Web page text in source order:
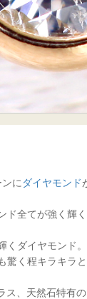
に ダイヤモンド
ド全てが強く輝
くダイヤモンド。
驚く程キラキラ
ス、天然石特有